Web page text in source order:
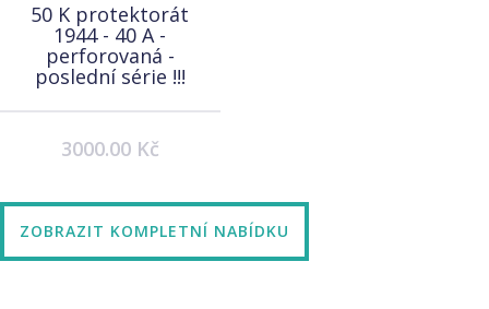
50 K protektorát
1944 - 40 A -
perforovaná -
poslední série !!!
3000.00 Kč
ZOBRAZIT KOMPLETNÍ NABÍDKU